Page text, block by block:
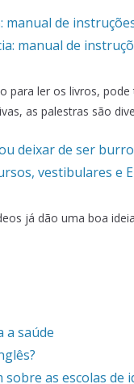
manual de
manual de
para ler os livros,
as palestras são
deixar de ser
vestibulares e
já dão uma boa
a saúde
as escolas de